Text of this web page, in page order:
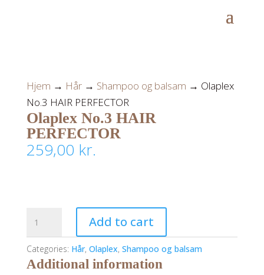
Hjem → Hår→ Shampoo og balsam → Olaplex
No.3 HAIR PERFECTOR
Olaplex No.3 HAIR
PERFECTOR
259,00 kr.
HAIR
PERFECTOR
Add to cart
Categories: Hår, Olaplex, Shampoo og balsam
Additional information